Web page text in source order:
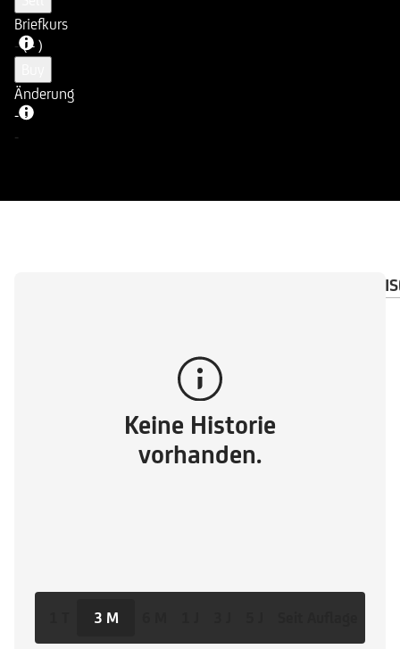
Briefkurs
-( - )
Änderung
--
-
WICHTIGE
Keine Historie
vorhanden.
3 M